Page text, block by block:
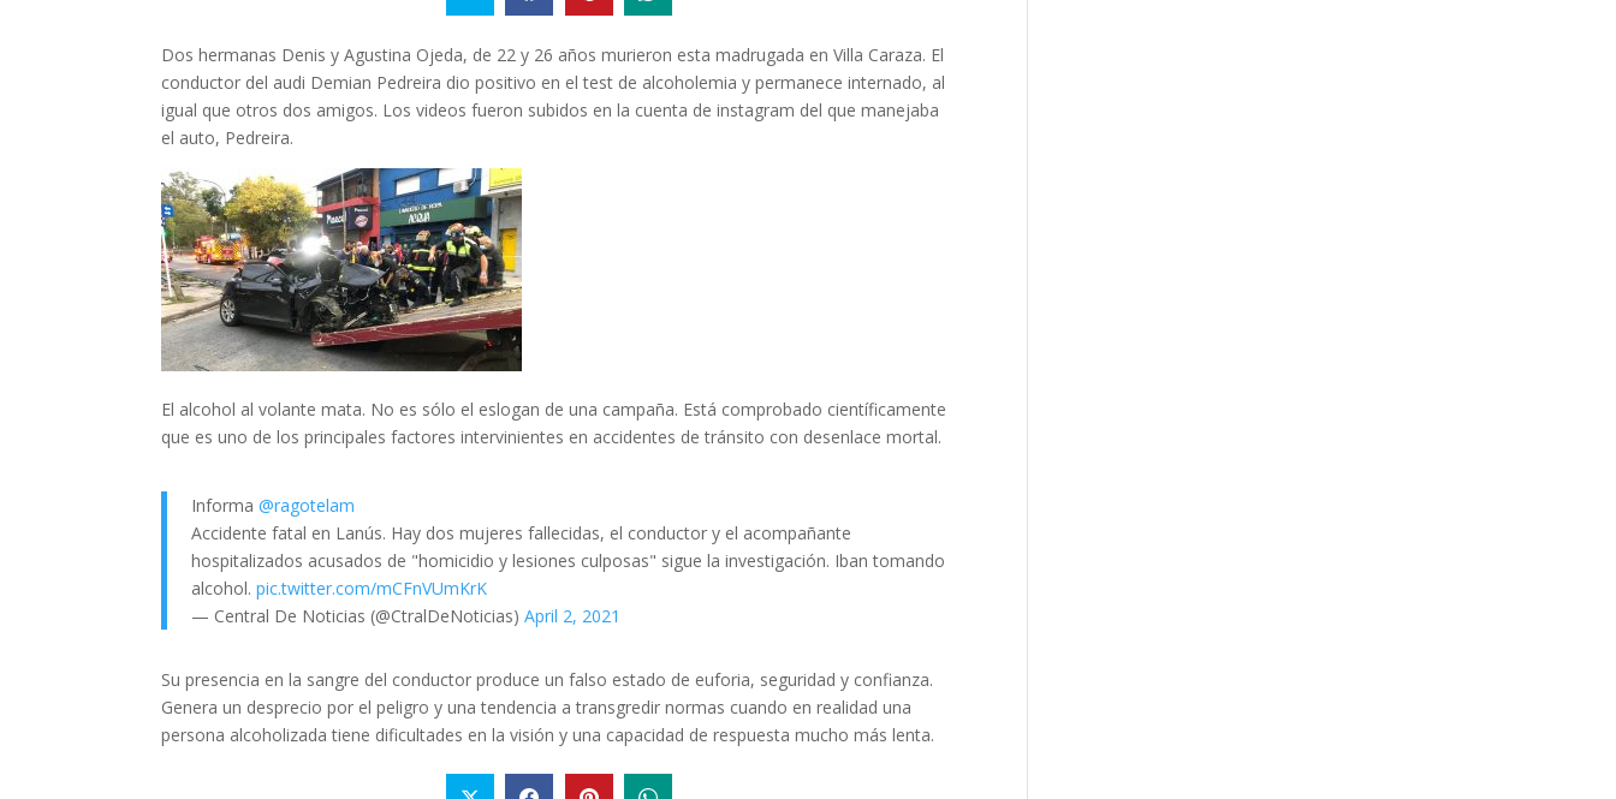
Dos hermanas Denis y Agustina Ojeda, de 22 y 26 años murieron esta madrugada en Villa Caraza. El
conductor del audi Demian Pedreira dio positivo en el test de alcoholemia y permanece internado, al
igual que otros dos amigos. Los videos fueron subidos en la cuenta de instagram del que manejaba
el auto, Pedreira.
El alcohol al volante mata. No es sólo el eslogan de una campaña. Está comprobado científicamente
que es uno de los principales factores intervinientes en accidentes de tránsito con desenlace mortal.
Informa@ragotelam
Accidente fatal en Lanús. Hay dos mujeres fallecidas, el conductor y el acompañante
hospitalizados acusados de "homicidio y lesiones culposas" sigue la investigación. Iban tomando
alcohol.pic.twitter.com/mCFnVUmKrK
— Central De Noticias (@CtralDeNoticias)April 2, 2021
Su presencia en la sangre del conductor produce un falso estado de euforia, seguridad y confianza.
Genera un desprecio por el peligro y una tendencia a transgredir normas cuando en realidad una
persona alcoholizada tiene dificultades en la visión y una capacidad de respuesta mucho más lenta.